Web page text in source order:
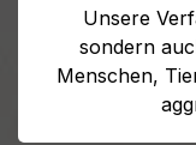
Unsere
sondern
Menschen,